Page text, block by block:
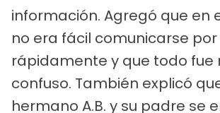
información. Agregó que en
no era fácil comunicarse
rápidamente y que todo fue
confuso. También explicó
hermano A.B. y su padre se